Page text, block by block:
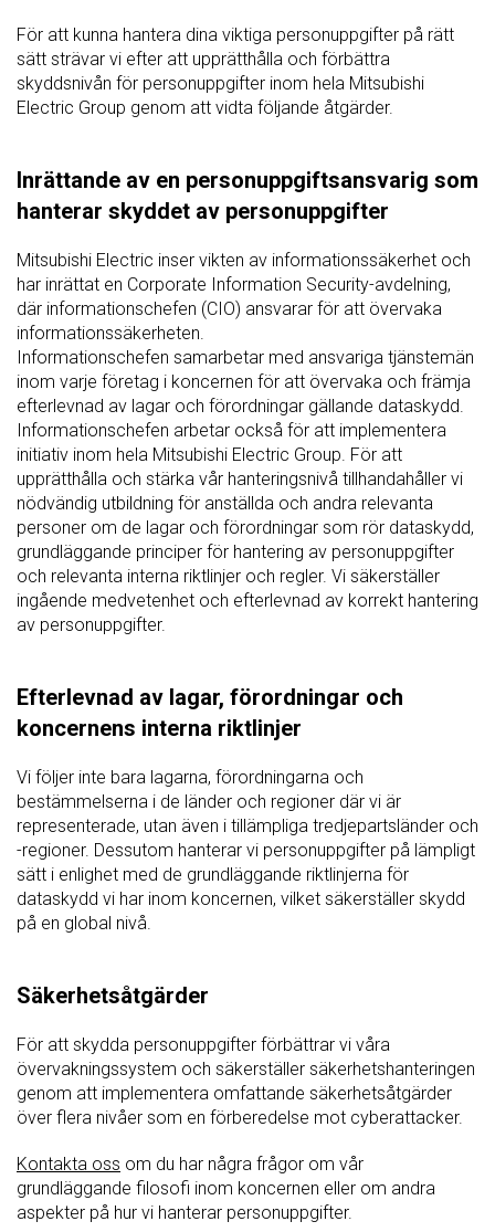
För att kunna hantera dina viktiga personuppgifter på rätt
sätt strävar vi efter att upprätthålla och förbättra
skyddsnivån för personuppgifter inom hela Mitsubishi
Electric Group genom att vidta följande åtgärder.
Inrättande av en personuppgiftsansvarig som
hanterar skyddet av personuppgifter
Mitsubishi Electric inser vikten av informationssäkerhet och
har inrättat en Corporate Information Security-avdelning,
där informationschefen (CIO) ansvarar för att övervaka
informationssäkerheten.
Informationschefen samarbetar med ansvariga tjänstemän
inom varje företag i koncernen för att övervaka och främja
efterlevnad av lagar och förordningar gällande dataskydd.
Informationschefen arbetar också för att implementera
initiativ inom hela Mitsubishi Electric Group. För att
upprätthålla och stärka vår hanteringsnivå tillhandahåller vi
nödvändig utbildning för anställda och andra relevanta
personer om de lagar och förordningar som rör dataskydd,
grundläggande principer för hantering av personuppgifter
och relevanta interna riktlinjer och regler. Vi säkerställer
ingående medvetenhet och efterlevnad av korrekt hantering
av personuppgifter.
Efterlevnad av lagar, förordningar och
koncernens interna riktlinjer
Vi följer inte bara lagarna, förordningarna och
bestämmelserna i de länder och regioner där vi är
representerade, utan även i tillämpliga tredjepartsländer och
-regioner. Dessutom hanterar vi personuppgifter på lämpligt
sätt i enlighet med de grundläggande riktlinjerna för
dataskydd vi har inom koncernen, vilket säkerställer skydd
på en global nivå.
Säkerhetsåtgärder
För att skydda personuppgifter förbättrar vi våra
övervakningssystem och säkerställer säkerhetshanteringen
genom att implementera omfattande säkerhetsåtgärder
över flera nivåer som en förberedelse mot cyberattacker.
Kontakta oss om du har några frågor om vår
grundläggande filosofi inom koncernen eller om andra
aspekter på hur vi hanterar personuppgifter.